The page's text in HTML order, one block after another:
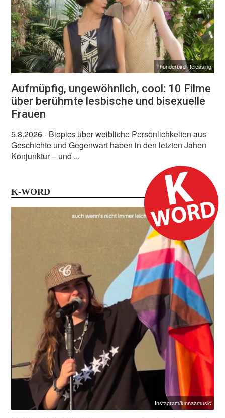
Thunderbird Releasing
Aufmüpfig, ungewöhnlich, cool: 10 Filme
über berühmte lesbische und bisexuelle
Frauen
5.8.2026- Biopics über weibliche Persönlichkeiten aus
Geschichte und Gegenwart haben in den letzten Jahen
Konjunktur – und ...
K-WORD
Instagram/lunnaamusic